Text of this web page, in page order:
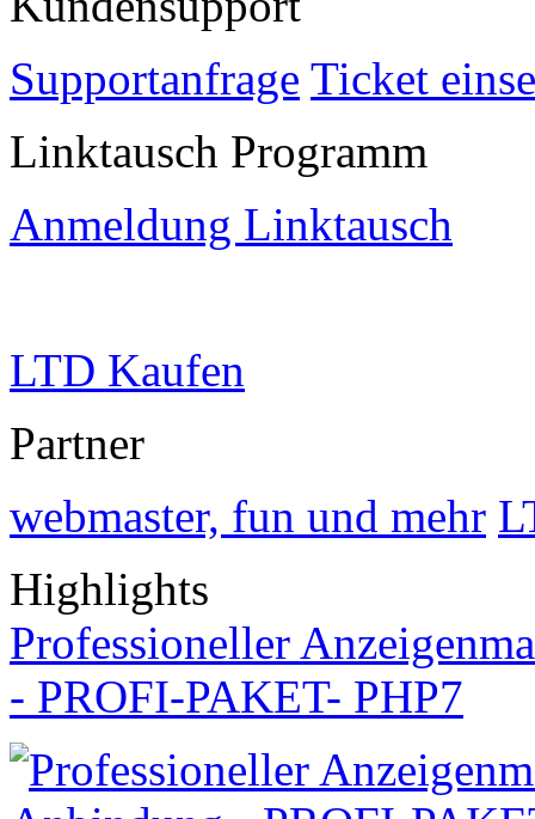
Supportanfrage Ticket
Linktausch Programm
Anmeldung Linktausch
LTD Kaufen
Partner
webmaster, fun und mehr
Highlights
Professioneller
- PROFI-PAKET- PHP7